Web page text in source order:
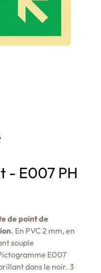
- E007 PH
de point de
. En PVC 2 mm, en
souple
E007
dans le noir. 3